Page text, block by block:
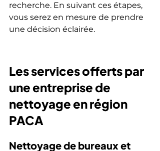
recherche. En suivant ces étapes,
vous serez en mesure de prendre
une décision éclairée.
Les services offerts par
une entreprise de
nettoyage en région
PACA
Nettoyage de bureaux et